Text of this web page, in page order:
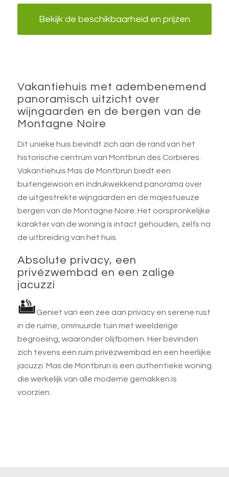
Bekijk de beschikbaarheid en prijzen
Vakantiehuis met adembenemend
panoramisch uitzicht over
wijngaarden en de bergen van de
Montagne Noire
Dit unieke huis bevindt zich aan de rand van het
historische centrum van Montbrun des Corbières.
Vakantiehuis Mas de Montbrun biedt een
buitengewoon en indrukwekkend panorama over
de uitgestrekte wijngaarden en de majestueuze
bergen van de Montagne Noire. Het oorspronkelijke
karakter van de woning is intact gehouden, zelfs na
de uitbreiding van het huis.
Absolute privacy, een
privézwembad en een zalige
jacuzzi
Geniet van een zee aan privacy en serene rust
in de ruime, ommuurde tuin met weelderige
begroeiing, waaronder olijfbomen. Hier bevinden
zich tevens een ruim privézwembad en een heerlijke
jacuzzi. Mas de Montbrun is een authentieke woning
die werkelijk van alle moderne gemakken is
voorzien.